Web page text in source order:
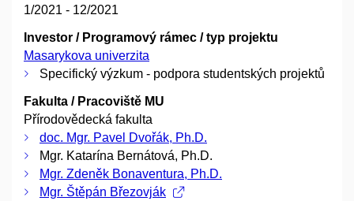
1/2021 - 12/2021
Investor / Programový rámec / typ projektu
Masarykova univerzita
Specifický výzkum - podpora studentských projektů
Fakulta / Pracoviště MU
Přírodovědecká fakulta
doc. Mgr. Pavel Dvořák, Ph.D.
Mgr. Katarína Bernátová, Ph.D.
Mgr. Zdeněk Bonaventura, Ph.D.
Mgr. Štěpán Březovják